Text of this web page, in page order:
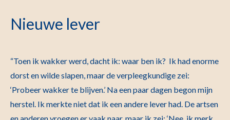
Nieuwe lever
“Toen ik wakker werd, dacht ik: waar ben ik? Ik had enorme
dorst en wilde slapen, maar de verpleegkundige zei:
‘Probeer wakker te blijven.’ Na een paar dagen begon mijn
herstel. Ik merkte niet dat ik een andere lever had. De artsen